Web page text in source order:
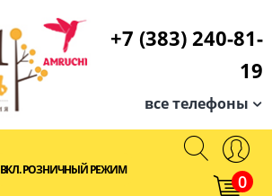
+7 (383) 240-81-
19
все телефоны
ВКЛ. РОЗНИЧНЫЙ РЕЖИМ
0